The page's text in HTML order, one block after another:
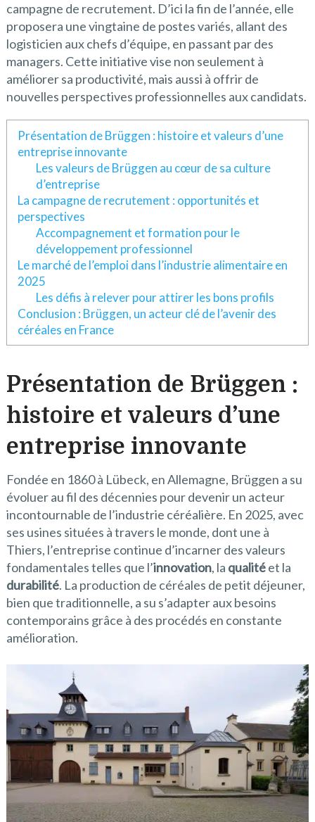
campagne de recrutement. D’ici la fin de l’année, elle
proposera une vingtaine de postes variés, allant des
logisticien aux chefs d’équipe, en passant par des
managers. Cette initiative vise non seulement à
améliorer sa productivité, mais aussi à offrir de
nouvelles perspectives professionnelles aux candidats.
Présentation de Brüggen : histoire et valeurs d’une
entreprise innovante
Les valeurs de Brüggen au cœur de sa culture
d’entreprise
La campagne de recrutement : opportunités et
perspectives
Accompagnement et formation pour le
développement professionnel
Le marché de l’emploi dans l’industrie alimentaire en
2025
Les défis à relever pour attirer les bons profils
Conclusion : Brüggen, un acteur clé de l’avenir des
céréales en France
Présentation de Brüggen :
histoire et valeurs d’une
entreprise innovante
Fondée en 1860 à Lübeck, en Allemagne, Brüggen a su
évoluer au fil des décennies pour devenir un acteur
incontournable de l’industrie céréalière. En 2025, avec
ses usines situées à travers le monde, dont une à
Thiers, l’entreprise continue d’incarner des valeurs
fondamentales telles que l’innovation, la qualitéet la
durabilité. La production de céréales de petit déjeuner,
bien que traditionnelle, a su s’adapter aux besoins
contemporains grâce à des procédés en constante
amélioration.